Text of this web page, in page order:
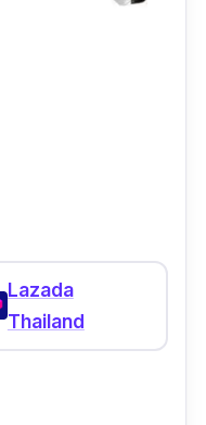
Lazada
Thailand